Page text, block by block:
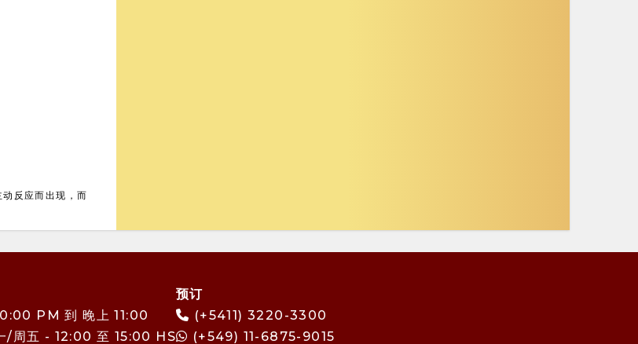
反应而出现，而
PM 到 晚上 11:00
/周五 - 12:00 至 15:00 HS
预订
(+5411) 3220-3300
(+549) 11-6875-9015